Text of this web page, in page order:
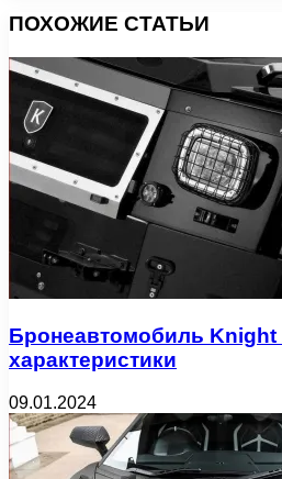
ПОХОЖИЕ СТАТЬИ
Бронеавтомобиль Knight
характеристики
09.01.2024